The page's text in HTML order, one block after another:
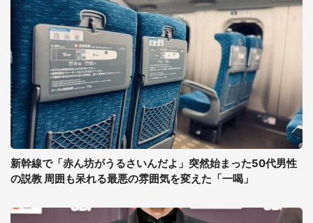
新幹線で「赤ん坊がうるさいんだよ」突然始まった50代男性
の説教 周囲も呆れる最悪の雰囲気を変えた「一喝」